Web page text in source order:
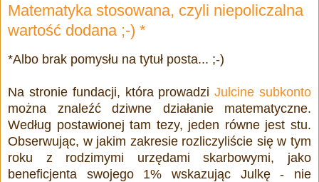
Matematyka stosowana, czyli niepoliczalna
wartość dodana ;-) *
*Albo brak pomysłu na tytuł posta... ;-)
Na stronie fundacji, która prowadziJulcine subkonto
można znaleźć dziwne działanie matematyczne.
Według postawionej tam tezy, jeden równe jest stu.
Obserwując, w jakim zakresie rozliczyliście się w tym
roku z rodzimymi urzędami skarbowymi, jako
beneficjenta swojego 1% wskazując Julkę - nie